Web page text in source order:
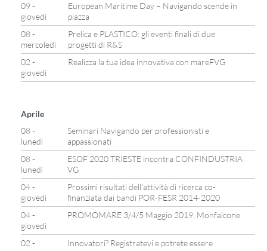
09 -
giovedì
European Maritime Day – Navigando scende in
piazza
08 -
mercoledì
Prelica e PLASTICO: gli eventi finali di due
progetti di R&S
02 -
giovedì
Realizza la tua idea innovativa con mareFVG
Aprile
08 -
lunedì
Seminari Navigando per professionisti e
appassionati
08 -
lunedì
ESOF 2020 TRIESTE incontra CONFINDUSTRIA
VG
04 -
giovedì
Prossimi risultati dell’attività di ricerca co-
finanziata dai bandi POR-FESR 2014-2020
04 -
giovedì
PROMOMARE 3/4/5 Maggio 2019, Monfalcone
02 -
Innovatori? Registratevi e potrete essere